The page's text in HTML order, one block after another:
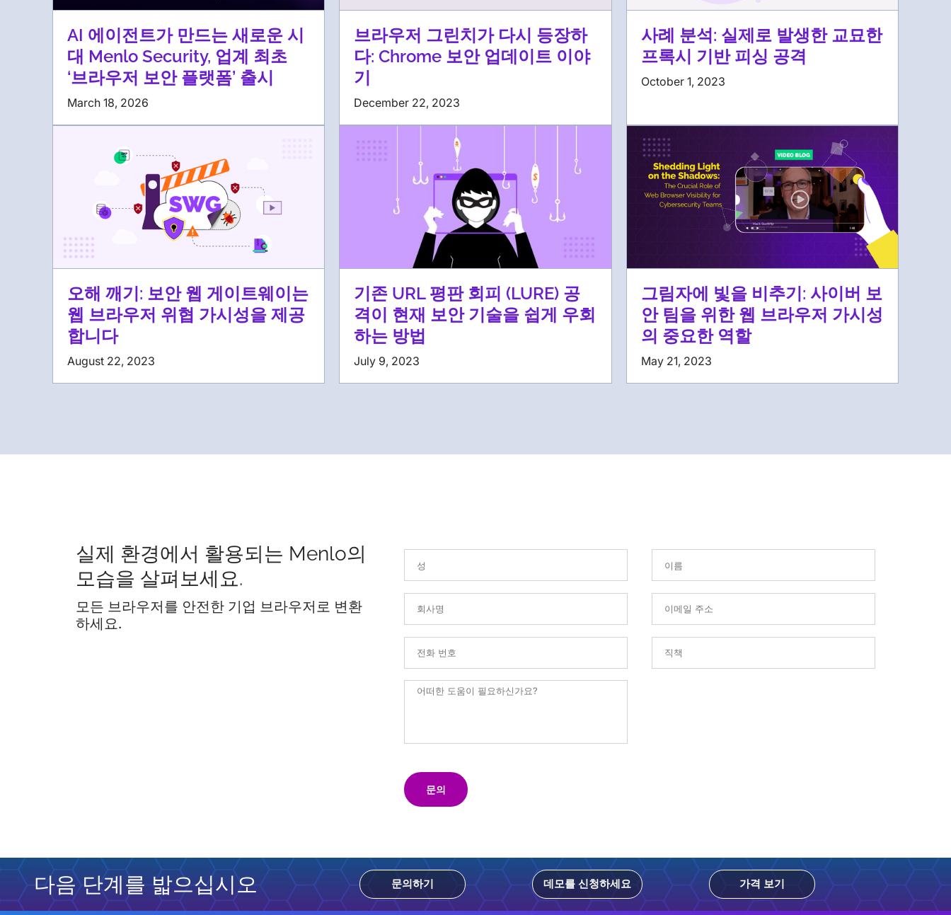
AI 에이전트가 만드는 새로운 시
대 Menlo Security, 업계 최초
‘브라우저 보안 플랫폼’ 출시
March 18, 2026
브라우저 그린치가 다시 등장하
다: Chrome 보안 업데이트 이야
기
December 22, 2023
사례 분석: 실제로 발생한 교묘한
프록시 기반 피싱 공격
October 1, 2023
오해 깨기: 보안 웹 게이트웨이는
웹 브라우저 위협 가시성을 제공
합니다
August 22, 2023
기존 URL 평판 회피 (LURE) 공
격이 현재 보안 기술을 쉽게 우회
하는 방법
July 9, 2023
그림자에 빛을 비추기: 사이버 보
안 팀을 위한 웹 브라우저 가시성
의 중요한 역할
May 21, 2023
실제 환경에서 활용되는 Menlo의
모습을 살펴보세요.
모든 브라우저를 안전한 기업 브라우저로 변환
하세요.
문의
다음 단계를 밟으십시오 문의하기 데모를 신청하세요 가격 보기